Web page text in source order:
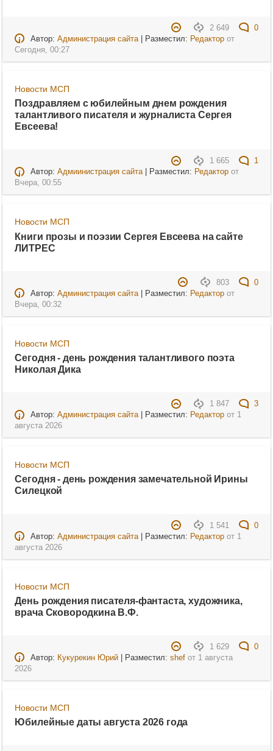
2 649
0
Автор: Администрация сайта| Разместил: Редакторот
Сегодня, 00:27
Новости МСП
Поздравляем с юбилейным днем рождения
талантливого писателя и журналиста Сергея
Евсеева!
1 665
1
Автор: Адмиинистрация сайта| Разместил: Редакторот
Вчера, 00:55
Новости МСП
Книги прозы и поэзии Сергея Евсеева на сайте
ЛИТРЕС
803
0
Автор: Администрация сайта| Разместил: Редакторот
Вчера, 00:32
Новости МСП
Сегодня - день рождения талантливого поэта
Николая Дика
1 847
3
Автор: Администрация сайта| Разместил: Редакторот 1
августа 2026
Новости МСП
Сегодня - день рождения замечательной Ирины
Силецкой
1 541
0
Автор: Администрация сайта| Разместил: Редакторот 1
августа 2026
Новости МСП
День рождения писателя-фантаста, художника,
врача Сковородкина В.Ф.
1 629
0
Автор: Кукурекин Юрий| Разместил: shefот 1 августа
2026
Новости МСП
Юбилейные даты августа 2026 года